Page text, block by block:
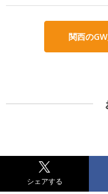
関西の
シェアする